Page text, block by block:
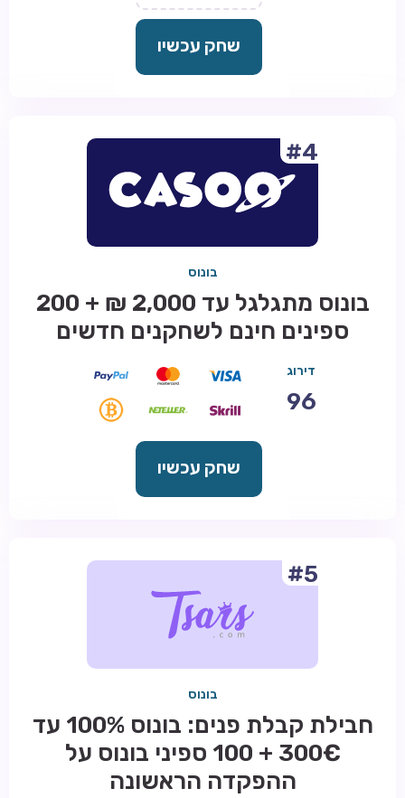
שחק עכשיו
#4
בונוס
בונוס מתגלגל עד 2,000 ₪ + 200
ספינים חינם לשחקנים חדשים
דירוג
96
שחק עכשיו
#5
בונוס
חבילת קבלת פנים: בונוס 100% עד
300€ + 100 ספיני בונוס על
ההפקדה הראשונה